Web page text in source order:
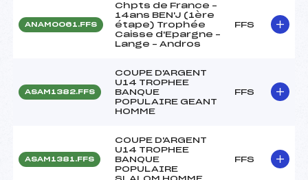
ANAM0061.FFS
Chpts de France –
14ans BEN'J (1ère
étape) Trophée
Caisse d'Epargne –
Lange – Andros
FFS
ASAM1382.FFS
COUPE D'ARGENT
U14 TROPHEE
BANQUE
POPULAIRE GEANT
HOMME
FFS
ASAM1381.FFS
COUPE D'ARGENT
U14 TROPHEE
BANQUE
POPULAIRE
SLALOM HOMME
FFS